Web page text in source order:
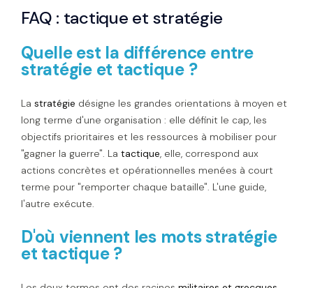
FAQ : tactique et stratégie
Quelle est la différence entre
stratégie et tactique ?
La stratégie désigne les grandes orientations à moyen et
long terme d'une organisation : elle définit le cap, les
objectifs prioritaires et les ressources à mobiliser pour
"gagner la guerre". La tactique, elle, correspond aux
actions concrètes et opérationnelles menées à court
terme pour "remporter chaque bataille". L'une guide,
l'autre exécute.
D'où viennent les mots stratégie
et tactique ?